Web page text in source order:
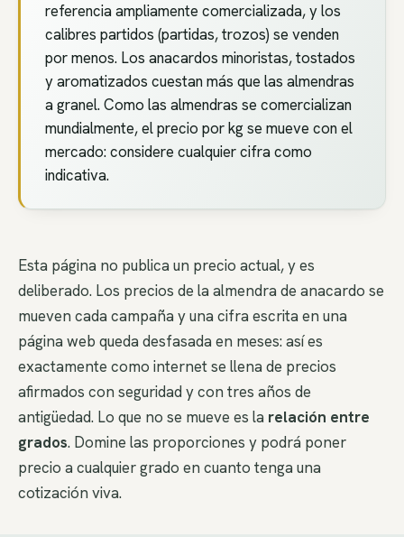
referencia ampliamente comercializada, y los
calibres partidos (partidas, trozos) se venden
por menos. Los anacardos minoristas, tostados
y aromatizados cuestan más que las almendras
a granel. Como las almendras se comercializan
mundialmente, el precio por kg se mueve con el
mercado: considere cualquier cifra como
indicativa.
Esta página no publica un precio actual, y es
deliberado. Los precios de la almendra de anacardo se
mueven cada campaña y una cifra escrita en una
página web queda desfasada en meses: así es
exactamente como internet se llena de precios
afirmados con seguridad y con tres años de
antigüedad. Lo que no se mueve es la relación entre
grados. Domine las proporciones y podrá poner
precio a cualquier grado en cuanto tenga una
cotización viva.